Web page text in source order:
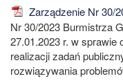
Zarządzenie Nr 30/
Nr 30/2023 Burmistrza
27.01.2023 r. w sprawie
realizacji zadań
rozwiązywania